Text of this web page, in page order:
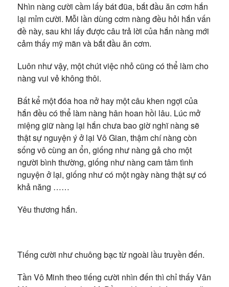
Nhìn nàng cười cầm lấy bát đũa, bắt đầu ăn cơm hắn
lại mỉm cười. Mỗi lần dùng cơm nàng đều hỏi hắn vấn
đề này, sau khi lấy được câu trả lời của hắn nàng mới
cảm thấy mỹ mãn và bắt đầu ăn cơm.
Luôn như vậy, một chút việc nhỏ cũng có thể làm cho
nàng vui vẻ không thôi.
Bất kể một đóa hoa nở hay một câu khen ngợi của
hắn đều có thể làm nàng hân hoan hồi lâu. Lúc mở
miệng giữ nàng lại hắn chưa bao giờ nghĩ nàng sẽ
thật sự nguyện ý ở lại Vô Gian, thậm chí nàng còn
sống vô cùng an ổn, giống như nàng gả cho một
người bình thường, giống như nàng cam tâm tình
nguyện ở lại, giống như có một ngày nàng thật sự có
khả năng ……
Yêu thương hắn.
Tiếng cười như chuông bạc từ ngoài lầu truyền đến.
Tần Vô Minh theo tiếng cười nhìn đến thì chỉ thấy Vân